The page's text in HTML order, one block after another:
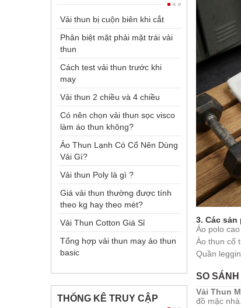
Vải thun bị cuộn biên khi cắt
Phân biệt mặt phải mặt trái vải
thun
Cách test vải thun trước khi
may
Vải thun 2 chiều và 4 chiều
Có nên chọn vải thun sọc visco
làm áo thun không?
Áo Thun Lạnh Có Cổ Nên Dùng
Vải Gì?
Vải thun Poly là gì ?
Giá vải thun thường được tính
theo kg hay theo mét?
Vải Thun Cotton Giá Sỉ
Tổng hợp vải thun may áo thun
basic
THỐNG KÊ TRUY CẬP
3. Các sản
Áo polo
Áo thun cổ
Quần
SO
Vải Thun
đồ mặc nhà.